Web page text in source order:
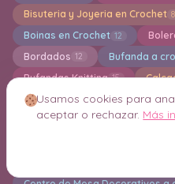
Bisuteria y Joyeria en Crochet
Boinas en Crochet 12
Bordados 12 Bufanda a
Bufandas Knitting 15
Calcetines 46
Camisetas en Crochet 25
Cardigan a
Usamos cookies para
aceptar o rechazar. Más